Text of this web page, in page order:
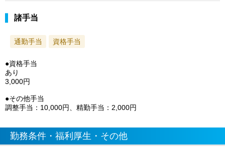
諸手当
通勤手当 資格手当
●資格手当
あり
3,000円
●その他手当
調整手当：10,000円、精勤手当：2,000円
勤務条件・福利厚生・その他